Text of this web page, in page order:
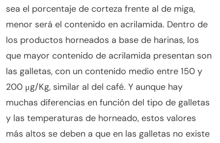
sea el porcentaje de corteza frente al de miga,
menor será el contenido en acrilamida. Dentro de
los productos horneados a base de harinas, los
que mayor contenido de acrilamida presentan son
las galletas, con un contenido medio entre 150 y
200 μg/Kg, similar al del café. Y aunque hay
muchas diferencias en función del tipo de galletas
y las temperaturas de horneado, estos valores
más altos se deben a que en las galletas no existe